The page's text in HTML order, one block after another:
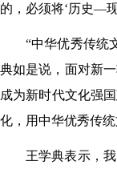
的，必须将‘历史—
“中华优秀传统
典如是说，面对新
成为新时代文化强
化，用中华优秀传
王学典表示，